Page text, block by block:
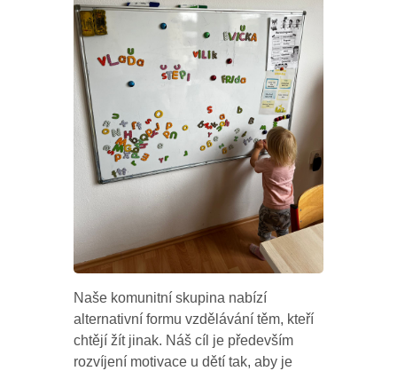
Naše komunitní skupina nabízí
alternativní formu vzdělávání těm, kteří
chtějí žít jinak. Náš cíl je především
rozvíjení motivace u dětí tak, aby je